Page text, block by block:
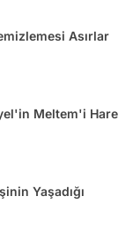
Asırlar
Meltem'i Hare
Yaşadığı